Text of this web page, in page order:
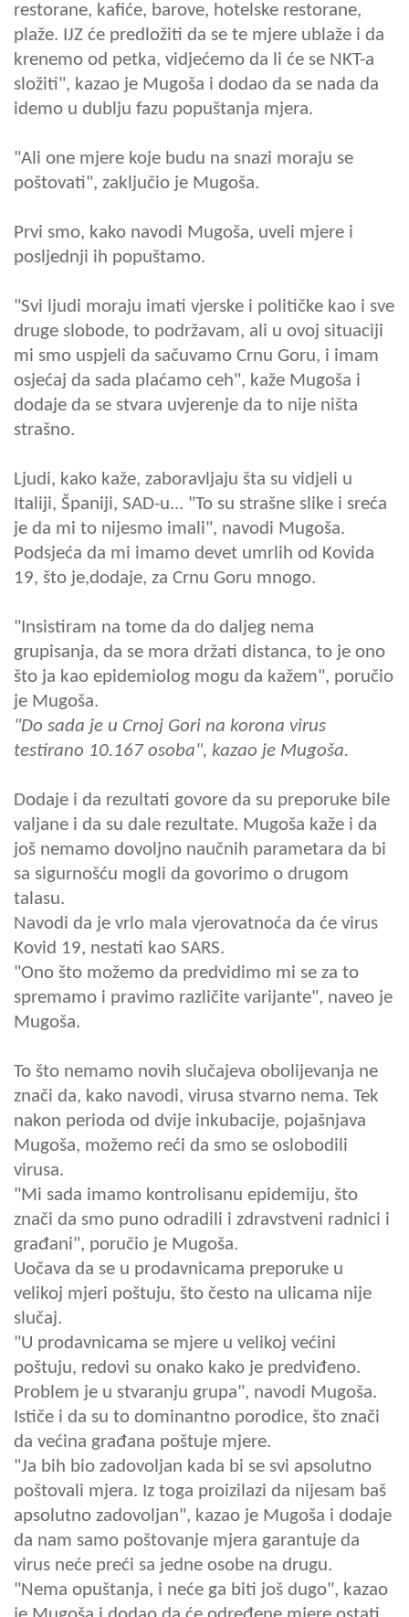
restorane, kafiće, barove, hotelske restorane,
plaže. IJZ će predložiti da se te mjere ublaže i da
krenemo od petka, vidjećemo da li će se NKT-a
složiti", kazao je Mugoša i dodao da se nada da
idemo u dublju fazu popuštanja mjera.
"Ali one mjere koje budu na snazi moraju se
poštovati", zaključio je Mugoša.
Prvi smo, kako navodi Mugoša, uveli mjere i
posljednji ih popuštamo.
"Svi ljudi moraju imati vjerske i političke kao i sve
druge slobode, to podržavam, ali u ovoj situaciji
mi smo uspjeli da sačuvamo Crnu Goru, i imam
osjećaj da sada plaćamo ceh", kaže Mugoša i
dodaje da se stvara uvjerenje da to nije ništa
strašno.
Ljudi, kako kaže, zaboravljaju šta su vidjeli u
Italiji, Španiji, SAD-u... "To su strašne slike i sreća
je da mi to nijesmo imali", navodi Mugoša.
Podsjeća da mi imamo devet umrlih od Kovida
19, što je,dodaje, za Crnu Goru mnogo.
"Insistiram na tome da do daljeg nema
grupisanja, da se mora držati distanca, to je ono
što ja kao epidemiolog mogu da kažem", poručio
je Mugoša.
"Do sada je u Crnoj Gori na korona virus
testirano 10.167 osoba", kazao je Mugoša.
Dodaje i da rezultati govore da su preporuke bile
valjane i da su dale rezultate. Mugoša kaže i da
još nemamo dovoljno naučnih parametara da bi
sa sigurnošću mogli da govorimo o drugom
talasu.
Navodi da je vrlo mala vjerovatnoća da će virus
Kovid 19, nestati kao SARS.
"Ono što možemo da predvidimo mi se za to
spremamo i pravimo različite varijante", naveo je
Mugoša.
To što nemamo novih slučajeva obolijevanja ne
znači da, kako navodi, virusa stvarno nema. Tek
nakon perioda od dvije inkubacije, pojašnjava
Mugoša, možemo reći da smo se oslobodili
virusa.
"Mi sada imamo kontrolisanu epidemiju, što
znači da smo puno odradili i zdravstveni radnici i
građani", poručio je Mugoša.
Uočava da se u prodavnicama preporuke u
velikoj mjeri poštuju, što često na ulicama nije
slučaj.
"U prodavnicama se mjere u velikoj većini
poštuju, redovi su onako kako je predviđeno.
Problem je u stvaranju grupa", navodi Mugoša.
Ističe i da su to dominantno porodice, što znači
da većina građana poštuje mjere.
"Ja bih bio zadovoljan kada bi se svi apsolutno
poštovali mjera. Iz toga proizilazi da nijesam baš
apsolutno zadovoljan", kazao je Mugoša i dodaje
da nam samo poštovanje mjera garantuje da
virus neće preći sa jedne osobe na drugu.
"Nema opuštanja, i neće ga biti još dugo", kazao